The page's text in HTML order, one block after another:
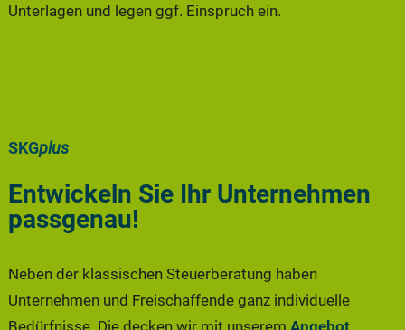
Unterlagen und legen ggf. Einspruch ein.
SKGplus
Entwickeln Sie Ihr Unternehmen
passgenau!
Neben der klassischen Steuerberatung haben
Unternehmen und Freischaffende ganz individuelle
Bedürfnisse. Die decken wir mit unserem Angebot